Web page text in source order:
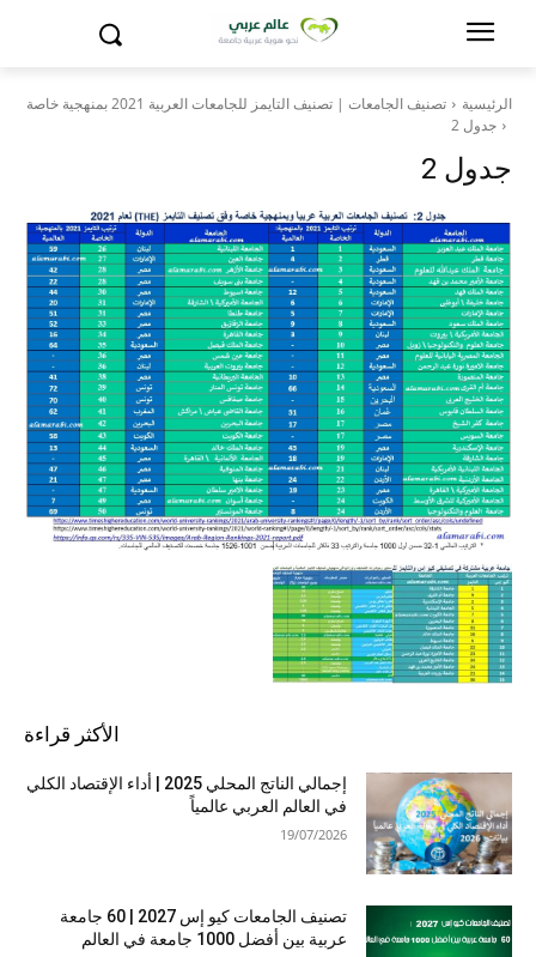
الرئيسية
تصنيف الجامعات | تصنيف التايمز للجامعات العربية 2021 بمنهجية خاصة
جدول 2
جدول 2
الأكثر قراءة
إجمالي الناتج المحلي 2025 | أداء الإقتصاد الكلي
في العالم العربي عالمياً
19/07/2026
تصنيف الجامعات كيو إس 2027 | 60 جامعة
عربية بين أفضل 1000 جامعة في العالم